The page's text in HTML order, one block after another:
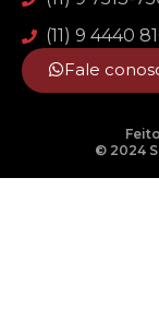
(11) 9 4440
Fale
© 2024